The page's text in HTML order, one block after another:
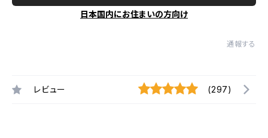
日本国内にお住まいの方向け
通報する
レビュー (297)